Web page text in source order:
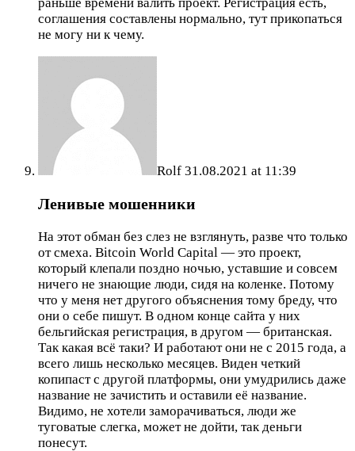
соглашения составлены нормально, тут прикопаться
не могу ни к чему.
Rolf 31.08.2021 at 11:39
Ленивые мошенники
На этот обман без слез не взглянуть, разве что только
от смеха. Bitcoin World Capital — это проект,
который клепали поздно ночью, уставшие и совсем
ничего не знающие люди, сидя на коленке. Потому
что у меня нет другого объяснения тому бреду, что
они о себе пишут. В одном конце сайта у них
бельгийская регистрация, в другом — британская.
Так какая всё таки? И работают они не с 2015 года, а
всего лишь несколько месяцев. Виден четкий
копипаст с другой платформы, они умудрились даже
название не зачистить и оставили её название.
Видимо, не хотели заморачиваться, люди же
туговатые слегка, может не дойти, так деньги
понесут.